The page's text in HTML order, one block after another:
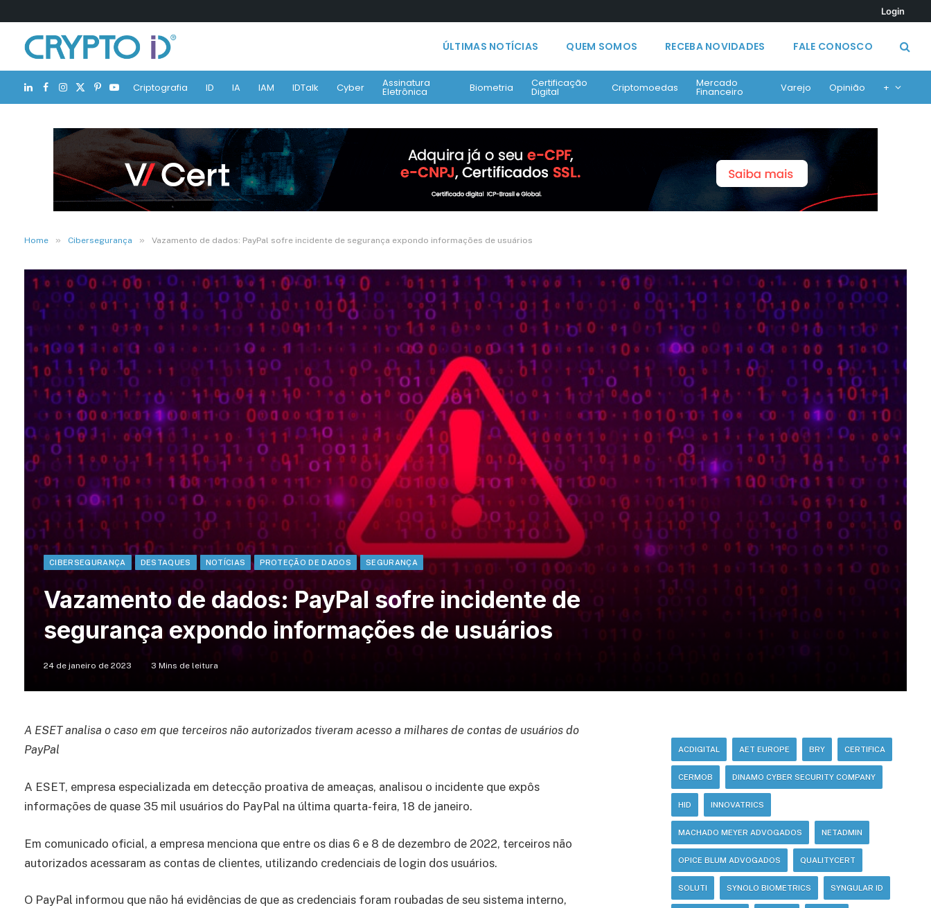
Login
ÚLTIMAS NOTÍCIAS QUEM SOMOS RECEBA NOVIDADES FALE CONOSCO
LinkedIn
Facebook
Instagram
X
(Twitter)
Pinterest
YouTubeCriptografia ID IA IAM IDTalk Cyber Assinatura
Eletrônica Biometria Certificação
Digital Criptomoedas Mercado
Financeiro Varejo Opinião +
Home » Cibersegurança » Vazamento de dados: PayPal sofre incidente de segurança expondo informações de usuários
CIBERSEGURANÇA DESTAQUES NOTÍCIAS PROTEÇÃO DE DADOS SEGURANÇA
Vazamento de dados: PayPal sofre incidente de
segurança expondo informações de usuários
24 de janeiro de 2023 3 Mins de leitura
A ESET analisa o caso em que terceiros não autorizados tiveram acesso a milhares de contas de usuários do
PayPal
A ESET, empresa especializada em detecção proativa de ameaças, analisou o incidente que expôs
informações de quase 35 mil usuários do PayPal na última quarta-feira, 18 de janeiro.
Em comunicado oficial, a empresa menciona que entre os dias 6 e 8 de dezembro de 2022, terceiros não
autorizados acessaram as contas de clientes, utilizando credenciais de login dos usuários.
O PayPal informou que não há evidências de que as credenciais foram roubadas de seu sistema interno,
ACDIGITAL AET EUROPE BRY CERTIFICA
CERMOB DINAMO CYBER SECURITY COMPANY
HID INNOVATRICS
MACHADO MEYER ADVOGADOS NETADMIN
OPICE BLUM ADVOGADOS QUALITYCERT
SOLUTI SYNOLO BIOMETRICS SYNGULAR ID